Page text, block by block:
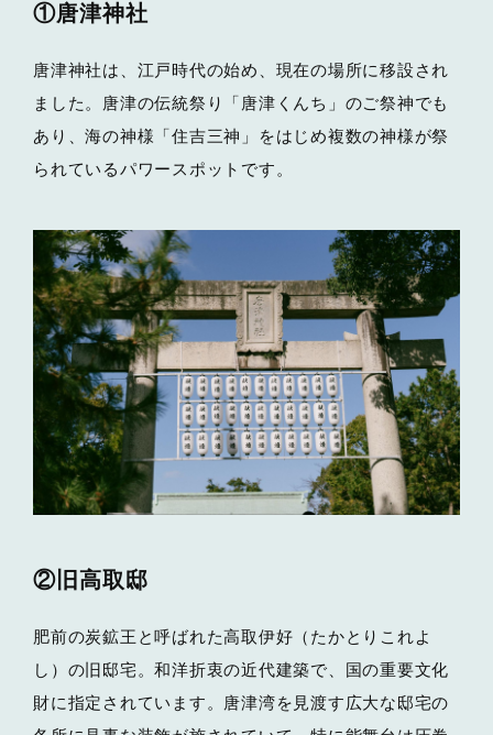
①唐津神社
唐津神社は、江戸時代の始め、現在の場所に移設され
ました。唐津の伝統祭り「唐津くんち」のご祭神でも
あり、海の神様「住吉三神」をはじめ複数の神様が祭
られているパワースポットです。
②旧高取邸
肥前の炭鉱王と呼ばれた高取伊好（たかとりこれよ
し）の旧邸宅。和洋折衷の近代建築で、国の重要文化
財に指定されています。唐津湾を見渡す広大な邸宅の